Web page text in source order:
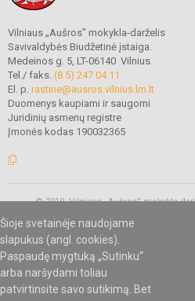
Šioje svetainėje naudojame
slapukus (angl. cookies).
Paspaudę mygtuką „Sutinku“
arba naršydami toliau
patvirtinsite savo sutikimą. Bet
Vilniaus „Aušros” mokykla-darželis
Savivaldybės Biudžetinė įstaiga.
Medeinos g. 5, LT-06140 Vilnius.
Tel./ faks. (8 5) 247 04 11
El. p. rastine@ausros.vilnius.lm.lt
Duomenys kaupiami ir saugomi
Juridinių asmenų registre
Įmonės kodas 190032365
© 2019. Vilniaus „Aušros” mokykla-